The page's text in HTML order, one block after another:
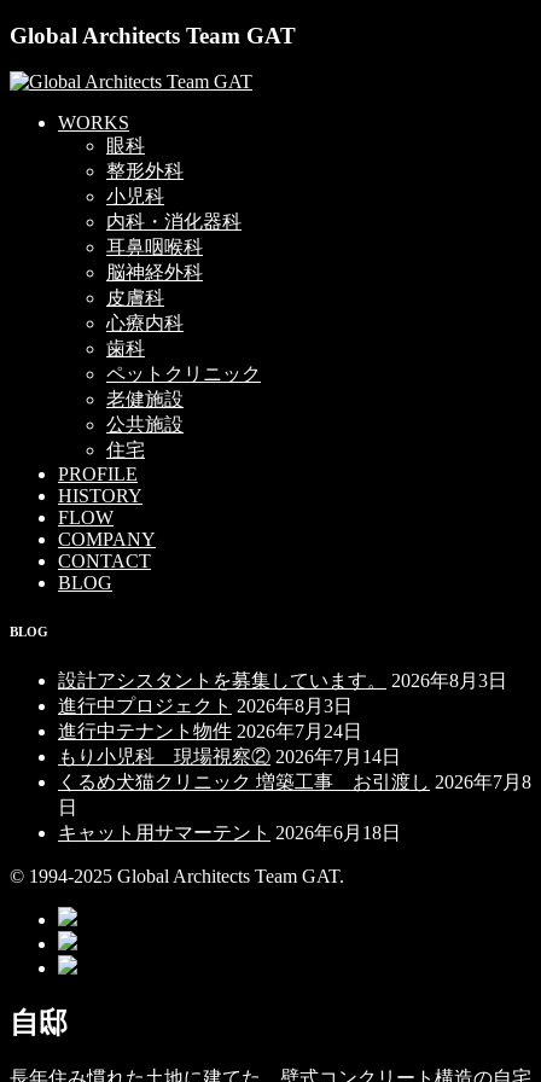
Global Architects Team GAT
WORKS
眼科
整形外科
小児科
内科・消化器科
耳鼻咽喉科
脳神経外科
皮膚科
心療内科
歯科
ペットクリニック
老健施設
公共施設
住宅
PROFILE
HISTORY
FLOW
COMPANY
CONTACT
BLOG
BLOG
設計アシスタントを募集しています。
2026年8月3日
進行中プロジェクト 2026年8月3日
進行中テナント物件 2026年7月24日
もり小児科 現場視察② 2026年7月14日
くるめ犬猫クリニック 増築工事 お引渡し 2026年7月8
日
キャット用サマーテント 2026年6月18日
© 1994-2025 Global Architects Team GAT.
自邸